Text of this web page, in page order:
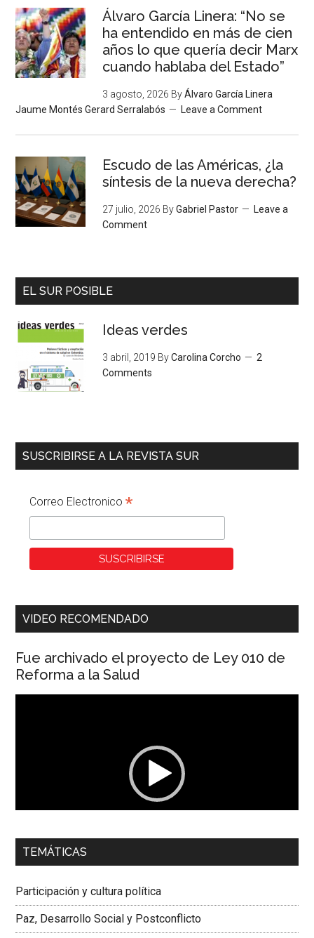
Álvaro García Linera: “No se
ha entendido en más de cien
años lo que quería decir Marx
cuando hablaba del Estado”
3 agosto, 2026 ByÁlvaro García Linera
Jaume Montés Gerard Serralabós
Leave a Comment
Escudo de las Américas, ¿la
síntesis de la nueva derecha?
27 julio, 2026 ByGabriel Pastor
Leave a
Comment
EL SUR POSIBLE
Ideas verdes
3 abril, 2019 ByCarolina Corcho
2
Comments
SUSCRIBIRSE A LA REVISTA SUR
Correo Electronico*
VIDEO RECOMENDADO
Fue archivado el proyecto de Ley 010 de
Reforma a la Salud
00:00 01:04
Dra. Carolina Corcho Mejía,Presidenta Corporación
Colombiana
TEMÁTICAS
Participación y cultura política
Paz, Desarrollo Social y Postconflicto